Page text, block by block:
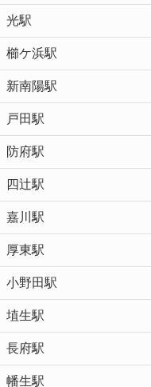
光駅
櫛ケ浜駅
新南陽駅
戸田駅
防府駅
四辻駅
嘉川駅
厚東駅
小野田駅
埴生駅
長府駅
幡生駅